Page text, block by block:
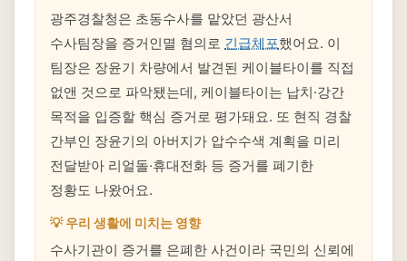
광주경찰청은 초동수사를 맡았던 광산서
수사팀장을 증거인멸 혐의로 긴급체포했어요. 이
팀장은 장윤기 차량에서 발견된 케이블타이를 직접
없앤 것으로 파악됐는데, 케이블타이는 납치·강간
목적을 입증할 핵심 증거로 평가돼요. 또 현직 경찰
간부인 장윤기의 아버지가 압수수색 계획을 미리
전달받아 리얼돌·휴대전화 등 증거를 폐기한
정황도 나왔어요.
💡 우리 생활에 미치는 영향
수사기관이 증거를 은폐한 사건이라 국민의 신뢰에